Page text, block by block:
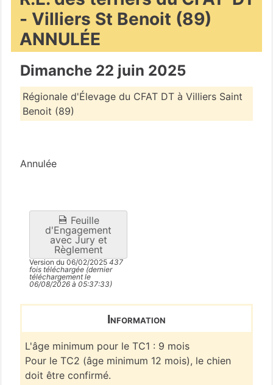
- Villiers St Benoit (89)
ANNULÉE
Dimanche 22 juin 2025
Régionale d'Élevage du CFAT DT à Villiers Saint
Benoit (89)
Annulée
Feuille
d'Engagement
avec Jury et
Règlement
Version du 06/02/2025 437
fois téléchargée (dernier
téléchargement le
06/08/2026 à 05:37:33)
Information
L'âge minimum pour le TC1 : 9 mois
Pour le TC2 (âge minimum 12 mois), le chien
doit être confirmé.